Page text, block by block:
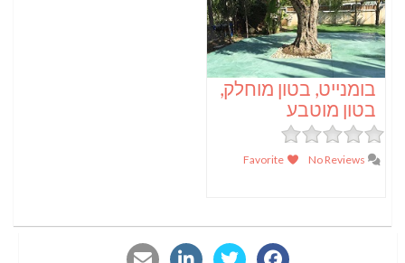
בומנייט, בטון מוחלק,
בטון מוטבע